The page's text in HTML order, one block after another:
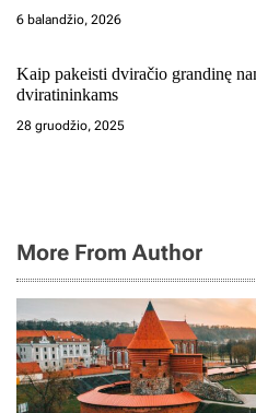
6 balandžio, 2026
Kaip pakeisti dviračio grandinę
dviratininkams
28 gruodžio, 2025
More From Author